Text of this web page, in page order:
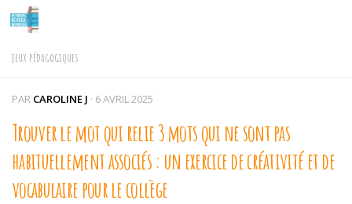
Skip to content
JEUX PÉDAGOGIQUES
PAR CAROLINE J · 6 AVRIL 2025
Trouver le mot qui relie 3 mots qui ne sont pas
habituellement associés : un exercice de créativité et de
vocabulaire pour le collège